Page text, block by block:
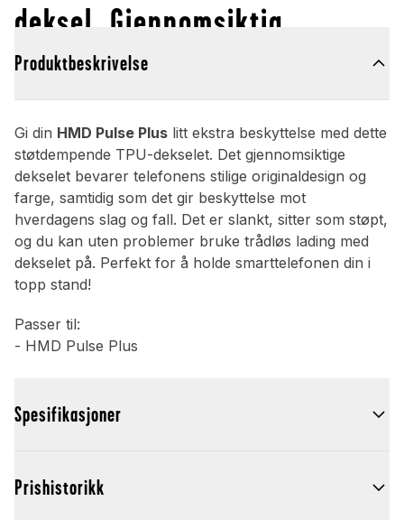
deksel, Gjennomsiktig
Produktbeskrivelse
Gi din HMD Pulse Plus litt ekstra beskyttelse med dette
støtdempende TPU-dekselet. Det gjennomsiktige
dekselet bevarer telefonens stilige originaldesign og
farge, samtidig som det gir beskyttelse mot
hverdagens slag og fall. Det er slankt, sitter som støpt,
og du kan uten problemer bruke trådløs lading med
dekselet på. Perfekt for å holde smarttelefonen din i
topp stand!
Passer til:
- HMD Pulse Plus
Spesifikasjoner
Prishistorikk